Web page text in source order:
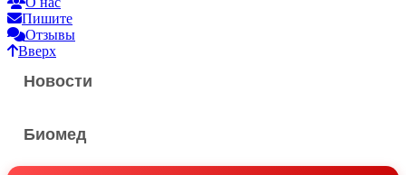
Пишите
Отзывы
Вверх
Новости
Биомед